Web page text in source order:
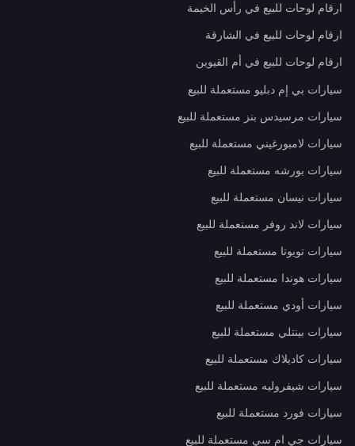
ارقام لوحات للبيع في رأس الخيمة
ارقام لوحات للبيع في الشارقة
ارقام لوحات للبيع في أم القيوين
سيارات بي إم دبليو مستعملة للبيع
سيارات مرسيدس بنز مستعملة للبيع
سيارات لامبورغيني مستعملة للبيع
سيارات بورشه مستعملة للبيع
سيارات نيسان مستعملة للبيع
سيارات لاند روفر مستعملة للبيع
سيارات تويوتا مستعملة للبيع
سيارات هوندا مستعملة للبيع
سيارات أودي مستعملة للبيع
سيارات بينتلي مستعملة للبيع
سيارات كاديلاك مستعملة للبيع
سيارات شيفروليه مستعملة للبيع
سيارات فورد مستعملة للبيع
سيارات جي ام سي مستعملة للبيع